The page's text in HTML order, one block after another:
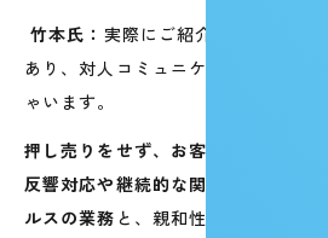
竹本氏： 実際にご紹介いただく方は
あり、対人コミュニケーション力が
ゃいます。
押し売りをせず、お客様のニーズに
反響対応や継続的な関係構築が求め
ルスの業務 と、親和性が非常に高い